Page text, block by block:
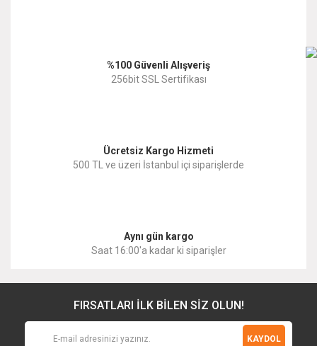
Ürün fiyatı diğer sitelerden daha pahalı.
%100 Güvenli Alışveriş
256bit SSL Sertifikası
Ücretsiz Kargo Hizmeti
500 TL ve üzeri İstanbul içi siparişlerde
Aynı gün kargo
Saat 16:00'a kadar ki siparişler
FIRSATLARI İLK BİLEN SİZ OLUN!
KAYDOL